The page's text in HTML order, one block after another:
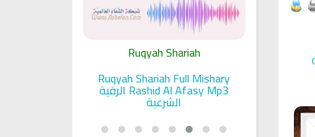
Ruqyah Shariah
Ruqyah Shariah Full Mishary
Rashid Al Afasy Mp3 الرقية
الشرعية